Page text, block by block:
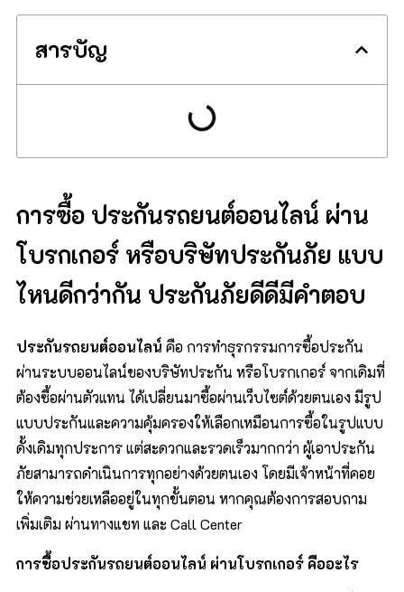
สารบัญ
การซื้อ ประกันรถยนต์ออนไลน์ ผ่าน
โบรกเกอร์ หรือบริษัทประกันภัย แบบ
ไหนดีกว่ากัน ประกันภัยดีดีมีคำตอบ
ประกันรถยนต์ออนไลน์ คือ การทำธุรกรรมการซื้อประกัน
ผ่านระบบออนไลน์ของบริษัทประกัน หรือโบรกเกอร์ จากเดิมที่
ต้องซื้อผ่านตัวแทน ได้เปลี่ยนมาซื้อผ่านเว็บไซต์ด้วยตนเอง มีรูป
แบบประกันและความคุ้มครองให้เลือกเหมือนการซื้อในรูปแบบ
ดั้งเดิมทุกประการ แต่สะดวกและรวดเร็วมากกว่า ผู้เอาประกัน
ภัยสามารถดำเนินการทุกอย่างด้วยตนเอง โดยมีเจ้าหน้าที่คอย
ให้ความช่วยเหลืออยู่ในทุกขั้นตอน หากคุณต้องการสอบถาม
เพิ่มเติม ผ่านทางแชท และ Call Center
การซื้อประกันรถยนต์ออนไลน์ ผ่านโบรกเกอร์ คืออะไร